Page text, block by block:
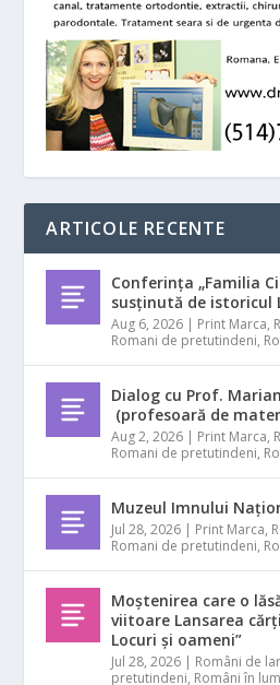
ARTICOLE RECENTE
Conferința „Familia
susținută de istoricul
Aug 6, 2026 | Print Marca,
Romani de pretutindeni,
Dialog cu Prof.
(profesoară de
Aug 2, 2026 | Print Marca,
Romani de pretutindeni,
Muzeul Imnului
Jul 28, 2026 | Print Marca,
Romani de pretutindeni,
Moștenirea care o
viitoare Lansarea
Locuri și oameni”
Jul 28, 2026 | Români de
pretutindeni, Români în